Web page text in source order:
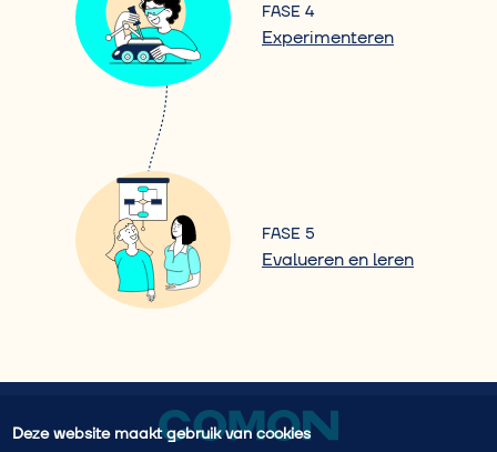
FASE 4
Experimenteren
FASE 5
Evalueren en leren
Deze website maakt gebruik van cookies